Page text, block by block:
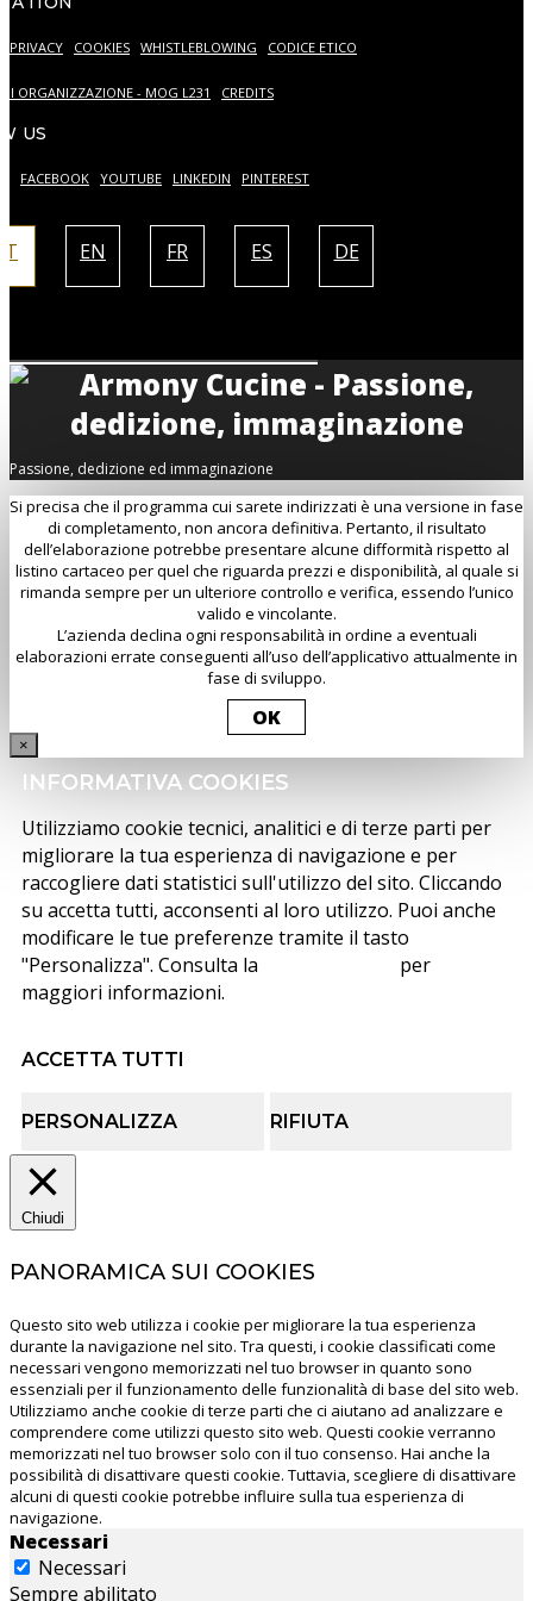
PRIVACY COOKIES WHISTLEBLOWING CODICE ETICO
ORGANIZZAZIONE - MOG L231 CREDITS
US
FACEBOOK YOUTUBE LINKEDIN PINTEREST
IT EN FR ES DE
Passione, dedizione ed immaginazione
Si precisa che il programma cui sarete indirizzati è una versione in fase
di completamento, non ancora definitiva. Pertanto, il risultato
dell’elaborazione potrebbe presentare alcune difformità rispetto al
listino cartaceo per quel che riguarda prezzi e disponibilità, al quale si
rimanda sempre per un ulteriore controllo e verifica, essendo l’unico
valido e vincolante.
L’azienda declina ogni responsabilità in ordine a eventuali
elaborazioni errate conseguenti all’uso dell’applicativo attualmente in
fase di sviluppo.
OK
×
INFORMATIVA COOKIES
Utilizziamo cookie tecnici, analitici e di terze parti per
migliorare la tua esperienza di navigazione e per
raccogliere dati statistici sull'utilizzo del sito. Cliccando
su accetta tutti, acconsenti al loro utilizzo. Puoi anche
modificare le tue preferenze tramite il tasto
"Personalizza". Consulta la
per
maggiori informazioni.
ACCETTA TUTTI
PERSONALIZZA RIFIUTA
Chiudi
PANORAMICA SUI COOKIES
Questo sito web utilizza i cookie per migliorare la tua esperienza
durante la navigazione nel sito. Tra questi, i cookie classificati come
necessari vengono memorizzati nel tuo browser in quanto sono
essenziali per il funzionamento delle funzionalità di base del sito web.
Utilizziamo anche cookie di terze parti che ci aiutano ad analizzare e
comprendere come utilizzi questo sito web. Questi cookie verranno
memorizzati nel tuo browser solo con il tuo consenso. Hai anche la
possibilità di disattivare questi cookie. Tuttavia, scegliere di disattivare
alcuni di questi cookie potrebbe influire sulla tua esperienza di
navigazione.
Necessari
Necessari
Sempre abilitato